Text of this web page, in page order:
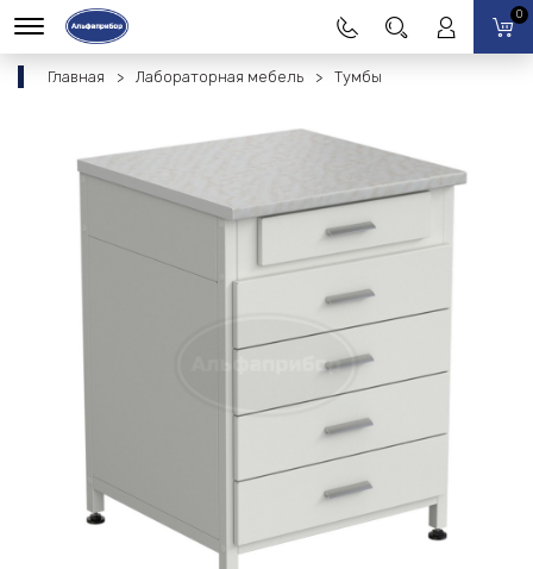
0
Главная Лабораторная мебель Тумбы